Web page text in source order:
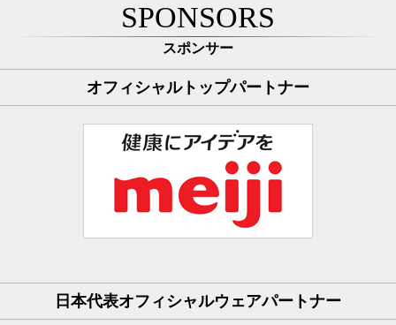
SPONSORS
スポンサー
オフィシャルトップパートナー
日本代表オフィシャルウェアパートナー